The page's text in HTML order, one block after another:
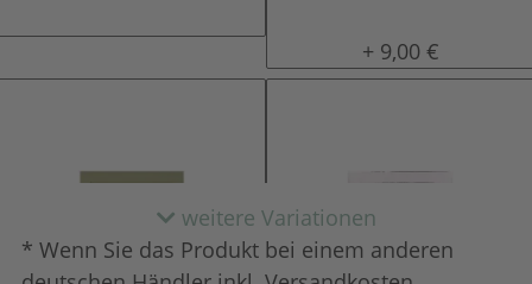
gewachst
+ 9,00 €
weitere Variationen
* Wenn Sie das Produkt bei einem anderen